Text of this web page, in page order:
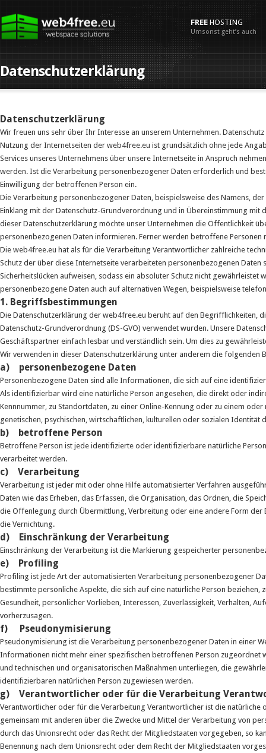
FREEHOSTING
Umsonst geht’s auch
Datenschutzerklärung
Datenschutzerklärung
Wir freuen uns sehr über Ihr Interesse an unserem Unternehmen.
Nutzung der Internetseiten der web4free.eu ist grundsätzlich ohne jede
Services unseres Unternehmens über unsere Internetseite in Anspruch
werden. Ist die Verarbeitung personenbezogener Daten erforderlich und
Einwilligung der betroffenen Person ein.
Die Verarbeitung personenbezogener Daten, beispielsweise des Namens,
Einklang mit der Datenschutz-Grundverordnung und in Übereinstimmung
dieser Datenschutzerklärung möchte unser Unternehmen die Öffentlichkeit
personenbezogenen Daten informieren. Ferner werden betroffene
Die web4free.eu hat als für die Verarbeitung Verantwortlicher zahlreiche
Schutz der über diese Internetseite verarbeiteten personenbezogenen
Sicherheitslücken aufweisen, sodass ein absoluter Schutz nicht
personenbezogene Daten auch auf alternativen Wegen, beispielsweise
1. Begriffsbestimmungen
Die Datenschutzerklärung der web4free.eu beruht auf den Begrifflichkeiten,
Datenschutz-Grundverordnung (DS-GVO) verwendet wurden. Unsere
Geschäftspartner einfach lesbar und verständlich sein. Um dies zu
Wir verwenden in dieser Datenschutzerklärung unter anderem die folgenden
a) personenbezogene Daten
Personenbezogene Daten sind alle Informationen, die sich auf eine
Als identifizierbar wird eine natürliche Person angesehen, die direkt oder
Kennnummer, zu Standortdaten, zu einer Online-Kennung oder zu einem
genetischen, psychischen, wirtschaftlichen, kulturellen oder sozialen
b) betroffene Person
Betroffene Person ist jede identifizierte oder identifizierbare natürliche
verarbeitet werden.
c) Verarbeitung
Verarbeitung ist jeder mit oder ohne Hilfe automatisierter Verfahren
Daten wie das Erheben, das Erfassen, die Organisation, das Ordnen, die
die Offenlegung durch Übermittlung, Verbreitung oder eine andere Form
die Vernichtung.
d) Einschränkung der Verarbeitung
Einschränkung der Verarbeitung ist die Markierung gespeicherter
e) Profiling
Profiling ist jede Art der automatisierten Verarbeitung personenbezogener
bestimmte persönliche Aspekte, die sich auf eine natürliche Person
Gesundheit, persönlicher Vorlieben, Interessen, Zuverlässigkeit, Verhalten,
vorherzusagen.
f) Pseudonymisierung
Pseudonymisierung ist die Verarbeitung personenbezogener Daten in einer
Informationen nicht mehr einer spezifischen betroffenen Person
und technischen und organisatorischen Maßnahmen unterliegen, die
identifizierbaren natürlichen Person zugewiesen werden.
g) Verantwortlicher oder für die Verarbeitung
Verantwortlicher oder für die Verarbeitung Verantwortlicher ist die natürliche
gemeinsam mit anderen über die Zwecke und Mittel der Verarbeitung von
durch das Unionsrecht oder das Recht der Mitgliedstaaten vorgegeben, so
Benennung nach dem Unionsrecht oder dem Recht der Mitgliedstaaten